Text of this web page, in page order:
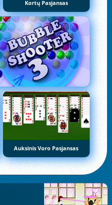
Kortų Pasjansas
Auksinis Voro Pasjansas